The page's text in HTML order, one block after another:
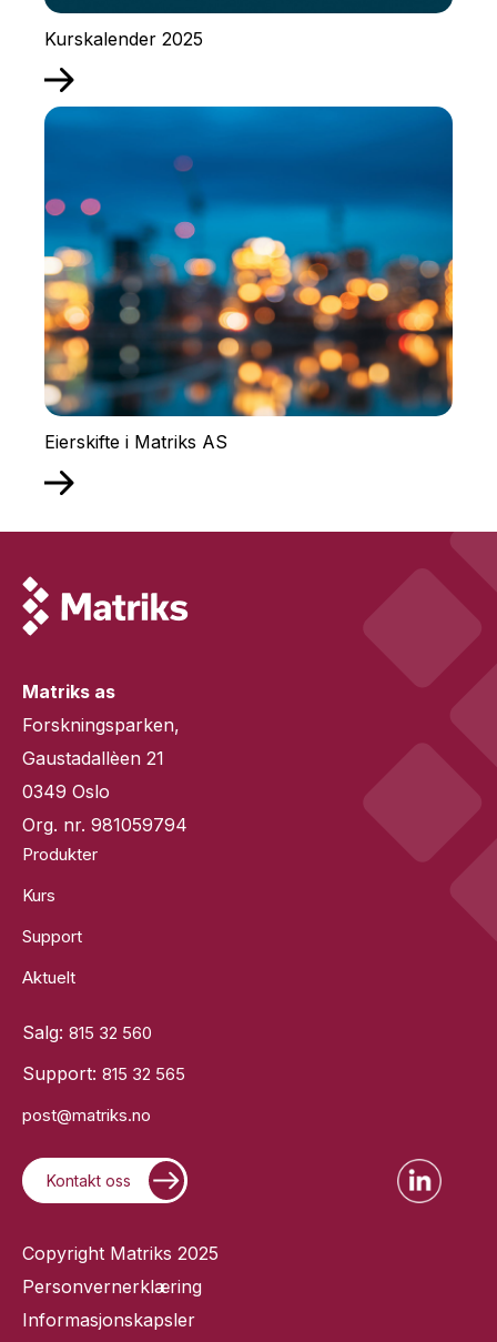
Kurskalender 2025
Eierskifte i Matriks AS
Matriks as
Forskningsparken,
Gaustadallèen 21
0349 Oslo
Org. nr. 981059794
Produkter
Kurs
Support
Aktuelt
Salg: 815 32 560
Support: 815 32 565
post@matriks.no
Kontakt oss
Copyright Matriks 2025
Personvernerklæring
Informasjonskapsler